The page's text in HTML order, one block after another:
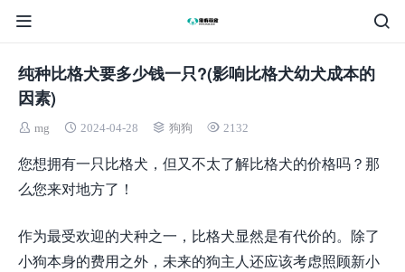
纯种比格犬要多少钱一只?(影响比格犬幼犬成本的
因素)
mg 2024-04-28 狗狗 2132
您想拥有一只比格犬，但又不太了解比格犬的价格吗？那
么您来对地方了！
作为最受欢迎的犬种之一，比格犬显然是有代价的。除了
小狗本身的费用之外，未来的狗主人还应该考虑照顾新小